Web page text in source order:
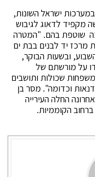
במערכות ישראל השונות,
מקפיד לדאוג לגיבוש
שוטפת בהם. "המטרה
מרכז יד לבנים בבת ים
ובשעות הבוקר,
על מורשתם של
שכולות ותושבים
וכדומה". מסר בן
החלה העירייה
הקוממיות.